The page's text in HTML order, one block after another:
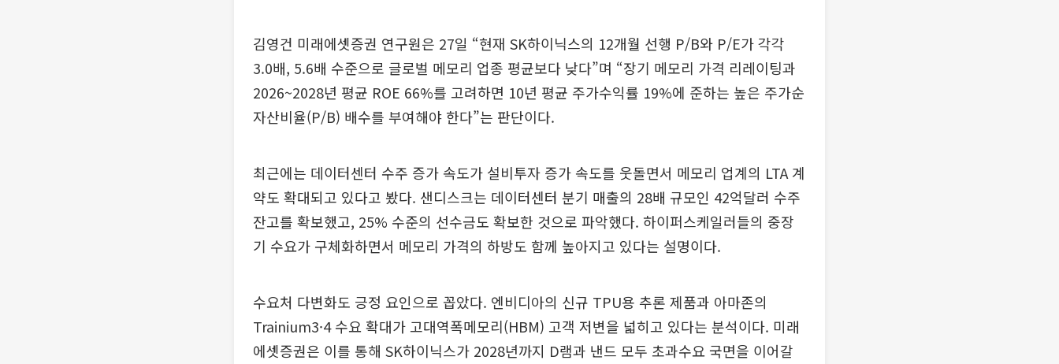
김영건 미래에셋증권 연구원은 27일 “현재 SK하이닉스의 12개월 선행 P/B와 P/E가 각각
3.0배, 5.6배 수준으로 글로벌 메모리 업종 평균보다 낮다”며 “장기 메모리 가격 리레이팅과
2026~2028년 평균 ROE 66%를 고려하면 10년 평균 주가수익률 19%에 준하는 높은 주가순
자산비율(P/B) 배수를 부여해야 한다”는 판단이다.
최근에는 데이터센터 수주 증가 속도가 설비투자 증가 속도를 웃돌면서 메모리 업계의 LTA 계
약도 확대되고 있다고 봤다. 샌디스크는 데이터센터 분기 매출의 28배 규모인 42억달러 수주
잔고를 확보했고, 25% 수준의 선수금도 확보한 것으로 파악했다. 하이퍼스케일러들의 중장
기 수요가 구체화하면서 메모리 가격의 하방도 함께 높아지고 있다는 설명이다.
수요처 다변화도 긍정 요인으로 꼽았다. 엔비디아의 신규 TPU용 추론 제품과 아마존의
Trainium3·4 수요 확대가 고대역폭메모리(HBM) 고객 저변을 넓히고 있다는 분석이다. 미래
에셋증권은 이를 통해 SK하이닉스가 2028년까지 D램과 낸드 모두 초과수요 국면을 이어갈